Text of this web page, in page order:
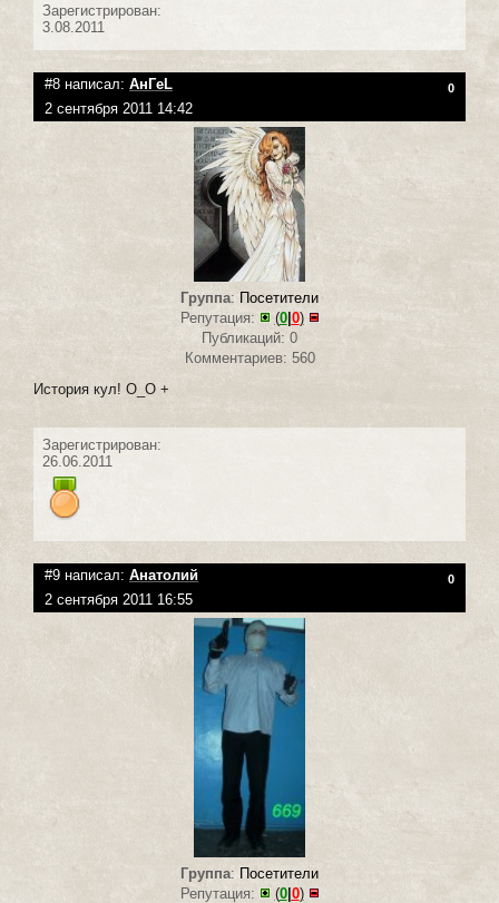
Зарегистрирован:
3.08.2011
#8 написал: АнГeL 0
2 сентября 2011 14:42
Группа: Посетители
Репутация:
(0|0)
Публикаций: 0
Комментариев: 560
История кул! О_О +
Зарегистрирован:
26.06.2011
#9 написал: Анатолий 0
2 сентября 2011 16:55
Группа: Посетители
Репутация:
(0|0)